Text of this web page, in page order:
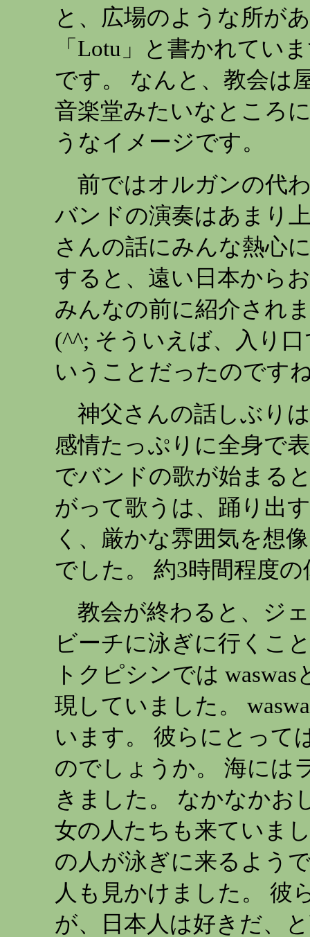
と、広場のような所が
「Lotu」と書かれてい
です。 なんと、教会は
音楽堂みたいなところ
うなイメージです。
前ではオルガンの代
バンドの演奏はあまり
さんの話にみんな熱心
すると、遠い日本から
みんなの前に紹介され
(^^; そういえば、入り
いうことだったのです
神父さんの話しぶり
感情たっぷりに全身で
でバンドの歌が始まる
がって歌うは、踊り出
く、厳かな雰囲気を想
でした。 約3時間程度
教会が終わると、ジ
ビーチに泳ぎに行くこ
トクピシンでは
現していました。
います。 彼らにとって
のでしょうか。 海には
きました。 なかなかお
女の人たちも来ていま
の人が泳ぎに来るよう
人も見かけました。 彼
が、日本人は好きだ、